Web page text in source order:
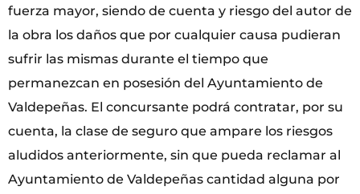
fuerza mayor, siendo de cuenta y riesgo del autor de
la obra los daños que por cualquier causa pudieran
sufrir las mismas durante el tiempo que
permanezcan en posesión del Ayuntamiento de
Valdepeñas. El concursante podrá contratar, por su
cuenta, la clase de seguro que ampare los riesgos
aludidos anteriormente, sin que pueda reclamar al
Ayuntamiento de Valdepeñas cantidad alguna por